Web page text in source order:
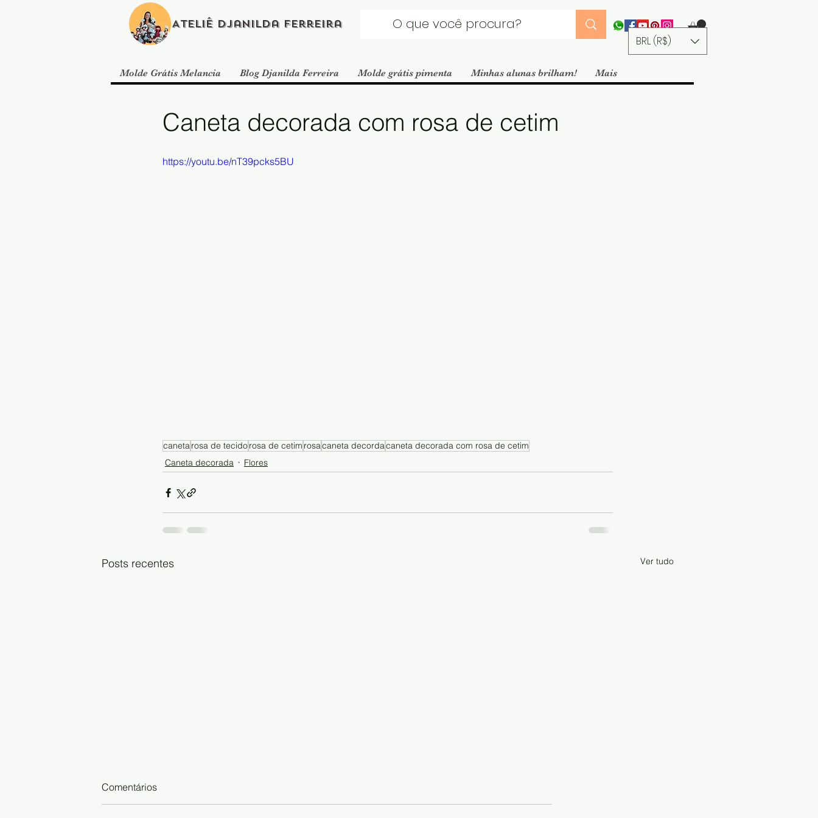
Ateliê Djanilda Ferreira
BRL (R$)
Molde Grátis Melancia Blog Djanilda Ferreira Molde grátis pimenta Minhas alunas brilham! Mais
Caneta decorada com rosa de cetim
https://youtu.be/nT39pcks5BU
canetarosa de tecidorosa de cetim rosacaneta decordacaneta decorada com rosa de cetim
Caneta decorada
Flores
Posts recentes Ver tudo
Comentários